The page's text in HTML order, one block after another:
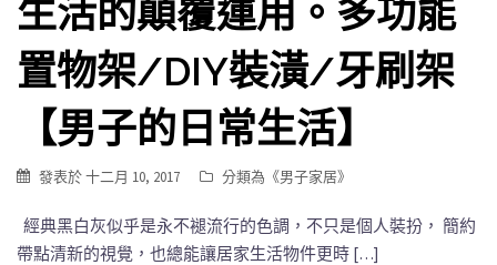
生活的顛覆運用。多功能
置物架/DIY裝潢/牙刷架
【男子的日常生活】
發表於十二月 10, 2017 分類為《男子家居》
經典黑白灰似乎是永不褪流行的色調，不只是個人裝扮， 簡約
帶點清新的視覺，也總能讓居家生活物件更時 […]